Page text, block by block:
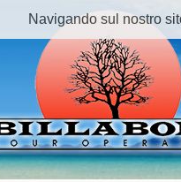
Navigando sul nostro